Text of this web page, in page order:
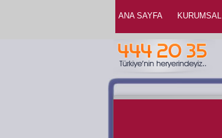
ANA SAYFA KURUMSAL